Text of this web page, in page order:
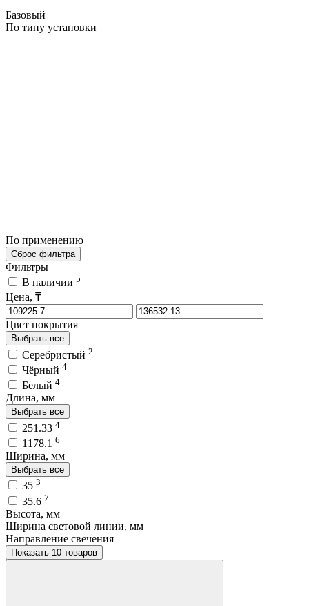
Базовый
По типу установки
По применению
Сброс фильтра
Фильтры
В наличии 5
Цена, ₸
Цвет покрытия
Выбрать все
Серебристый 2
Чёрный 4
Белый 4
Длина, мм
Выбрать все
251.33 4
1178.1 6
Ширина, мм
Выбрать все
35 3
35.6 7
Высота, мм
Ширина световой линии, мм
Направление свечения
Показать 10 товаров